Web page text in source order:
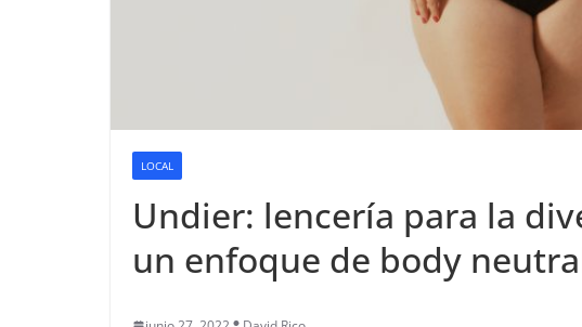
LOCAL
Undier: lencería para la
un enfoque de body